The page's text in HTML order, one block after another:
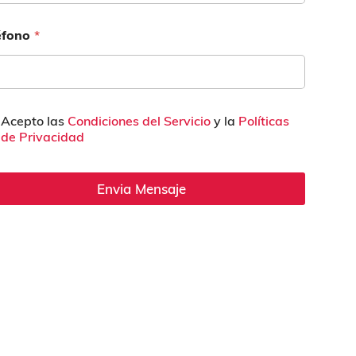
*
Acepto las Condiciones del Servicioy la Políticas
de Privacidad
Envia Mensaje